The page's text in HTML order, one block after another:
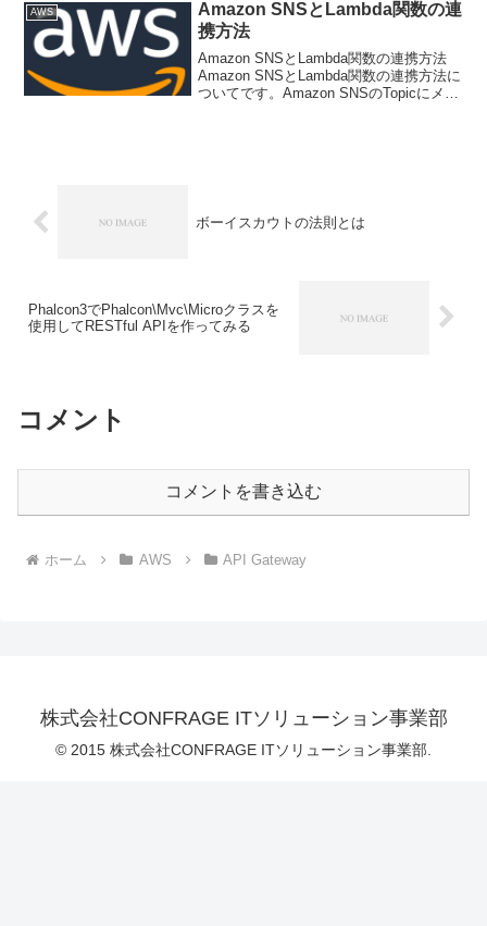
AWS
Amazon SNSとLambda関数の連
携方法
Amazon SNSとLambda関数の連携方法
Amazon SNSとLambda関数の連携方法に
ついてです。Amazon SNSのTopicにメッ
ボーイスカウトの法則とは
Phalcon3でPhalcon\Mvc\Microクラスを
使用してRESTful APIを作ってみる
コメント
コメントを書き込む
ホーム AWS API Gateway
株式会社CONFRAGE ITソリューション事業部
© 2015 株式会社CONFRAGE ITソリューション事業部.